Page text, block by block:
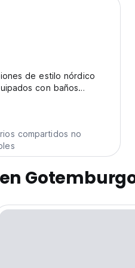
de estilo nórdico
con baños
compartidos no
en